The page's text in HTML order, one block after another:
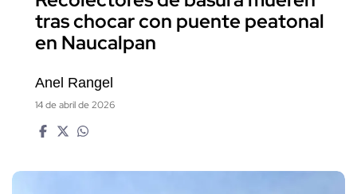
tras chocar con puente peatonal
en Naucalpan
Anel Rangel
14 de abril de 2026